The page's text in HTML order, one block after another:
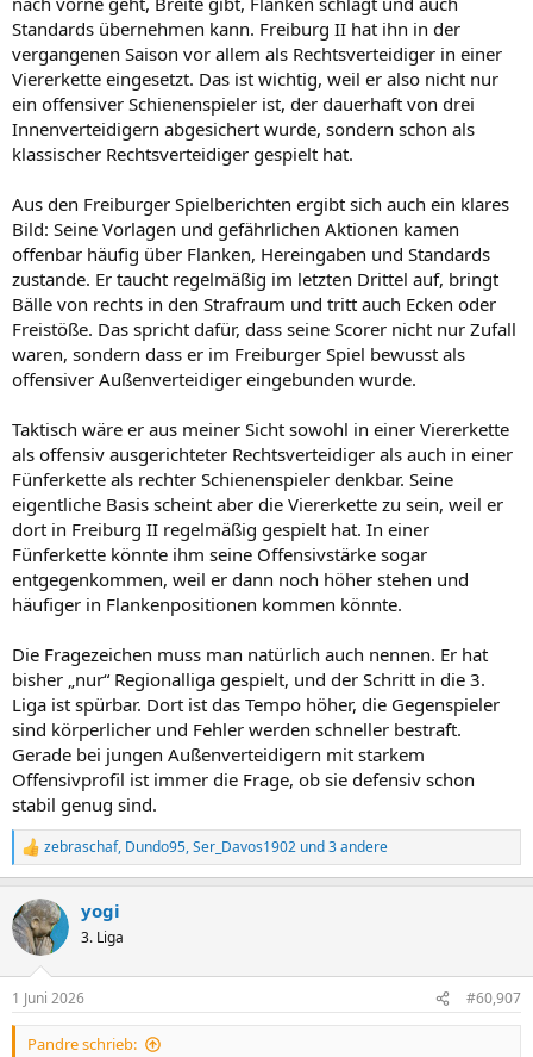
Standards übernehmen kann. Freiburg II hat ihn in der
vergangenen Saison vor allem als Rechtsverteidiger in einer
Viererkette eingesetzt. Das ist wichtig, weil er also nicht nur
ein offensiver Schienenspieler ist, der dauerhaft von drei
Innenverteidigern abgesichert wurde, sondern schon als
klassischer Rechtsverteidiger gespielt hat.
Aus den Freiburger Spielberichten ergibt sich auch ein klares
Bild: Seine Vorlagen und gefährlichen Aktionen kamen
offenbar häufig über Flanken, Hereingaben und Standards
zustande. Er taucht regelmäßig im letzten Drittel auf, bringt
Bälle von rechts in den Strafraum und tritt auch Ecken oder
Freistöße. Das spricht dafür, dass seine Scorer nicht nur Zufall
waren, sondern dass er im Freiburger Spiel bewusst als
offensiver Außenverteidiger eingebunden wurde.
Taktisch wäre er aus meiner Sicht sowohl in einer Viererkette
als offensiv ausgerichteter Rechtsverteidiger als auch in einer
Fünferkette als rechter Schienenspieler denkbar. Seine
eigentliche Basis scheint aber die Viererkette zu sein, weil er
dort in Freiburg II regelmäßig gespielt hat. In einer
Fünferkette könnte ihm seine Offensivstärke sogar
entgegenkommen, weil er dann noch höher stehen und
häufiger in Flankenpositionen kommen könnte.
Die Fragezeichen muss man natürlich auch nennen. Er hat
bisher „nur“ Regionalliga gespielt, und der Schritt in die 3.
Liga ist spürbar. Dort ist das Tempo höher, die Gegenspieler
sind körperlicher und Fehler werden schneller bestraft.
Gerade bei jungen Außenverteidigern mit starkem
Offensivprofil ist immer die Frage, ob sie defensiv schon
stabil genug sind.
R
e
k
t
i
e
n
zebraschaf, Dundo95,Ser_Davos1902 und 3 andere
yogi
3. Liga
1 Juni 2026 #60,907
Pandre schrieb: